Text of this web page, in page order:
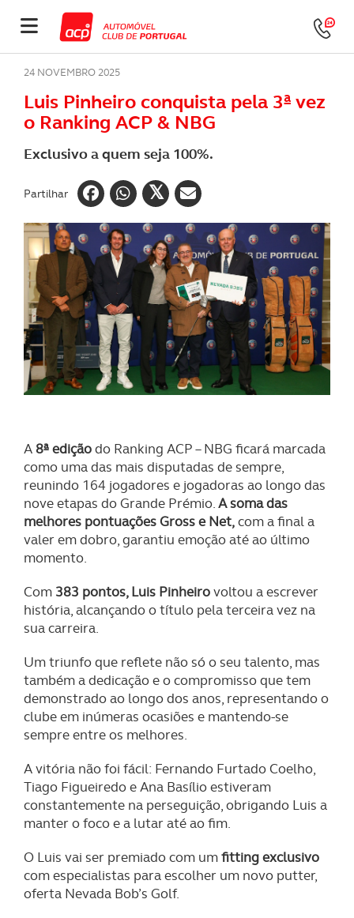
24 NOVEMBRO 2025
Luis Pinheiro conquista pela 3ª vez
o Ranking ACP & NBG
Exclusivo a quem seja 100%.
Partilhar
A 8ª ediçãodo Ranking ACP – NBG ficará marcada
como uma das mais disputadas de sempre,
reunindo 164 jogadores e jogadoras ao longo das
nove etapas do Grande Prémio.A soma das
melhores pontuações Gross e Net,com a final a
valer em dobro, garantiu emoção até ao último
momento.
Com 383 pontos, Luis Pinheirovoltou a escrever
história, alcançando o título pela terceira vez na
sua carreira.
Um triunfo que reflete não só o seu talento, mas
também a dedicação e o compromisso que tem
demonstrado ao longo dos anos, representando o
clube em inúmeras ocasiões e mantendo-se
sempre entre os melhores.
A vitória não foi fácil: Fernando Furtado Coelho,
Tiago Figueiredo e Ana Basílio estiveram
constantemente na perseguição, obrigando Luis a
manter o foco e a lutar até ao fim.
O Luis vai ser premiado com umfitting exclusivo
com especialistas para escolher um novo putter,
oferta Nevada Bob’s Golf.